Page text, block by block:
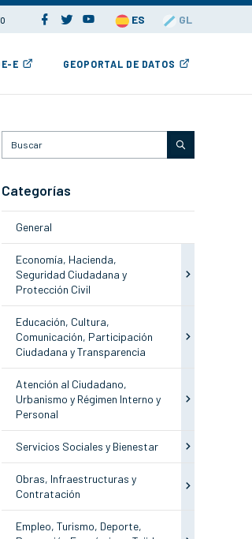
ES GL
E GEOPORTAL DE DATOS
Categorías
General
Economía, Hacienda,
Seguridad Ciudadana y
Protección Civil
Educación, Cultura,
Comunicación, Participación
Ciudadana y Transparencia
Atención al Ciudadano,
Urbanismo y Régimen Interno y
Personal
Servicios Sociales y Bienestar
Obras, Infraestructuras y
Contratación
Empleo, Turismo, Deporte,